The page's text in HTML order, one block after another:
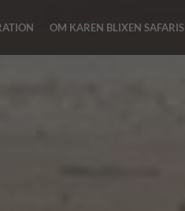
OM KAREN BLIXEN SAFARIS